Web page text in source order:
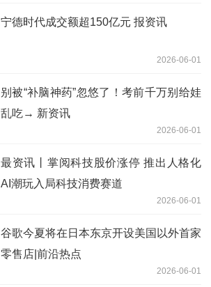
宁德时代成交额超150亿元 报资讯
2026-06-01
别被“补脑神药”忽悠了！考前千万别给娃
乱吃→ 新资讯
2026-06-01
最资讯丨掌阅科技股价涨停 推出人格化
AI潮玩入局科技消费赛道
2026-06-01
谷歌今夏将在日本东京开设美国以外首家
零售店|前沿热点
2026-06-01